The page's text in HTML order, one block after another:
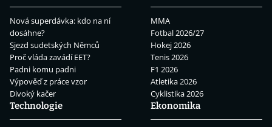
Nová superdávka: kdo na ní
dosáhne?
Sjezd sudetských Němců
Proč vláda zavádí EET?
Padni komu padni
Výpověď z práce vzor
Divoký kačer
MMA
Fotbal 2026/27
Hokej 2026
Tenis 2026
F1 2026
Atletika 2026
Cyklistika 2026
Technologie
Ekonomika